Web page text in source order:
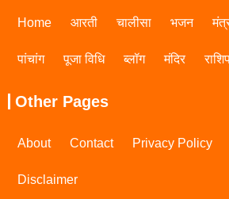
Home आरती चालीसा भजन
पांचांग पूजा विधि ब्लॉग मंदिर
Other Pages
About Contact Privacy Policy
Disclaimer